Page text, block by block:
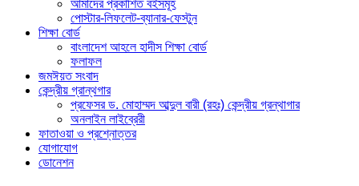
আমাদের প্রকাশিত বইসমূহ
পোস্টার-লিফলেট-ব্যানার-ফেস্টুন
শিক্ষা বোর্ড
বাংলাদেশ আহলে হাদীস শিক্ষা বোর্ড
ফলাফল
জমঈয়ত সংবাদ
কেন্দ্রীয় গ্রান্থগার
প্রফেসর ড. মোহাম্মদ আব্দুল বারী (রহঃ) কেন্দ্রীয় গ্রন্থাগার
অনলাইন লাইব্রেরী
ফাতাওয়া ও প্রশ্নোত্তর
যোগাযোগ
ডোনেশন